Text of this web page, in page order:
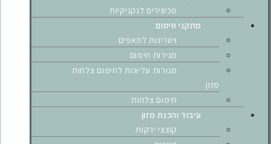
מכשירים לנקניקיות
מתקני חימום
ויטרינות למאפים
מגירות חימום
מנורות עליונות לחימום צלחות
מזון
חימום צלחות
עיבוד והכנת מזון
קוצצי ירקות